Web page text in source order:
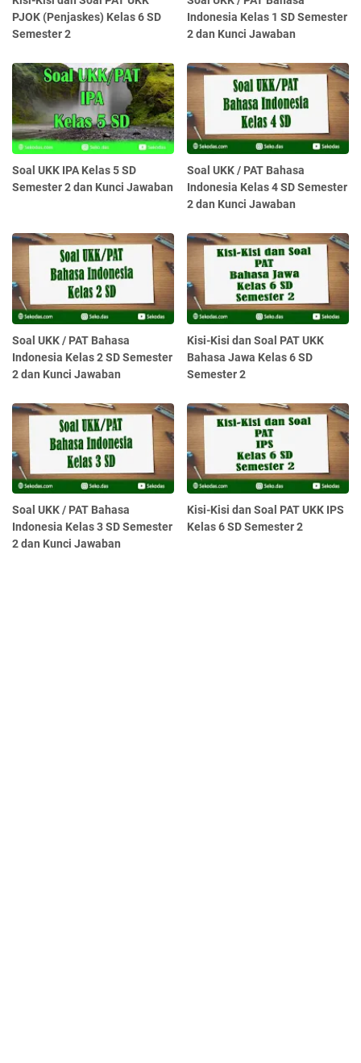
PJOK (Penjaskes) Kelas 6 SD
Semester 2
Indonesia Kelas 1 SD Semester
2 dan Kunci Jawaban
Soal UKK IPA Kelas 5 SD
Semester 2 dan Kunci Jawaban
Soal UKK / PAT Bahasa
Indonesia Kelas 4 SD Semester
2 dan Kunci Jawaban
Soal UKK / PAT Bahasa
Indonesia Kelas 2 SD Semester
2 dan Kunci Jawaban
Kisi-Kisi dan Soal PAT UKK
Bahasa Jawa Kelas 6 SD
Semester 2
Soal UKK / PAT Bahasa
Indonesia Kelas 3 SD Semester
2 dan Kunci Jawaban
Kisi-Kisi dan Soal PAT UKK IPS
Kelas 6 SD Semester 2